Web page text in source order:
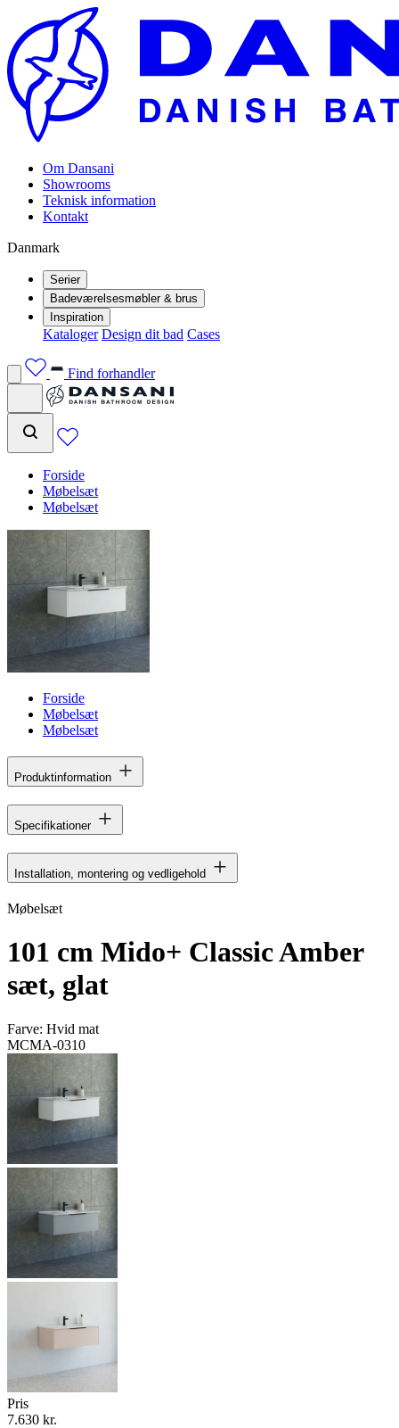
Om Dansani
Showrooms
Teknisk information
Kontakt
Danmark
Serier
Badeværelsesmøbler & brus
Inspiration
Kataloger Design dit bad Cases
Find forhandler
Forside
Møbelsæt
Møbelsæt
Forside
Møbelsæt
Møbelsæt
Produktinformation
Specifikationer
Installation, montering og vedligehold
Møbelsæt
101 cm Mido+ Classic Amber
sæt, glat
Farve: Hvid mat
MCMA-0310
Pris
7.630 kr.